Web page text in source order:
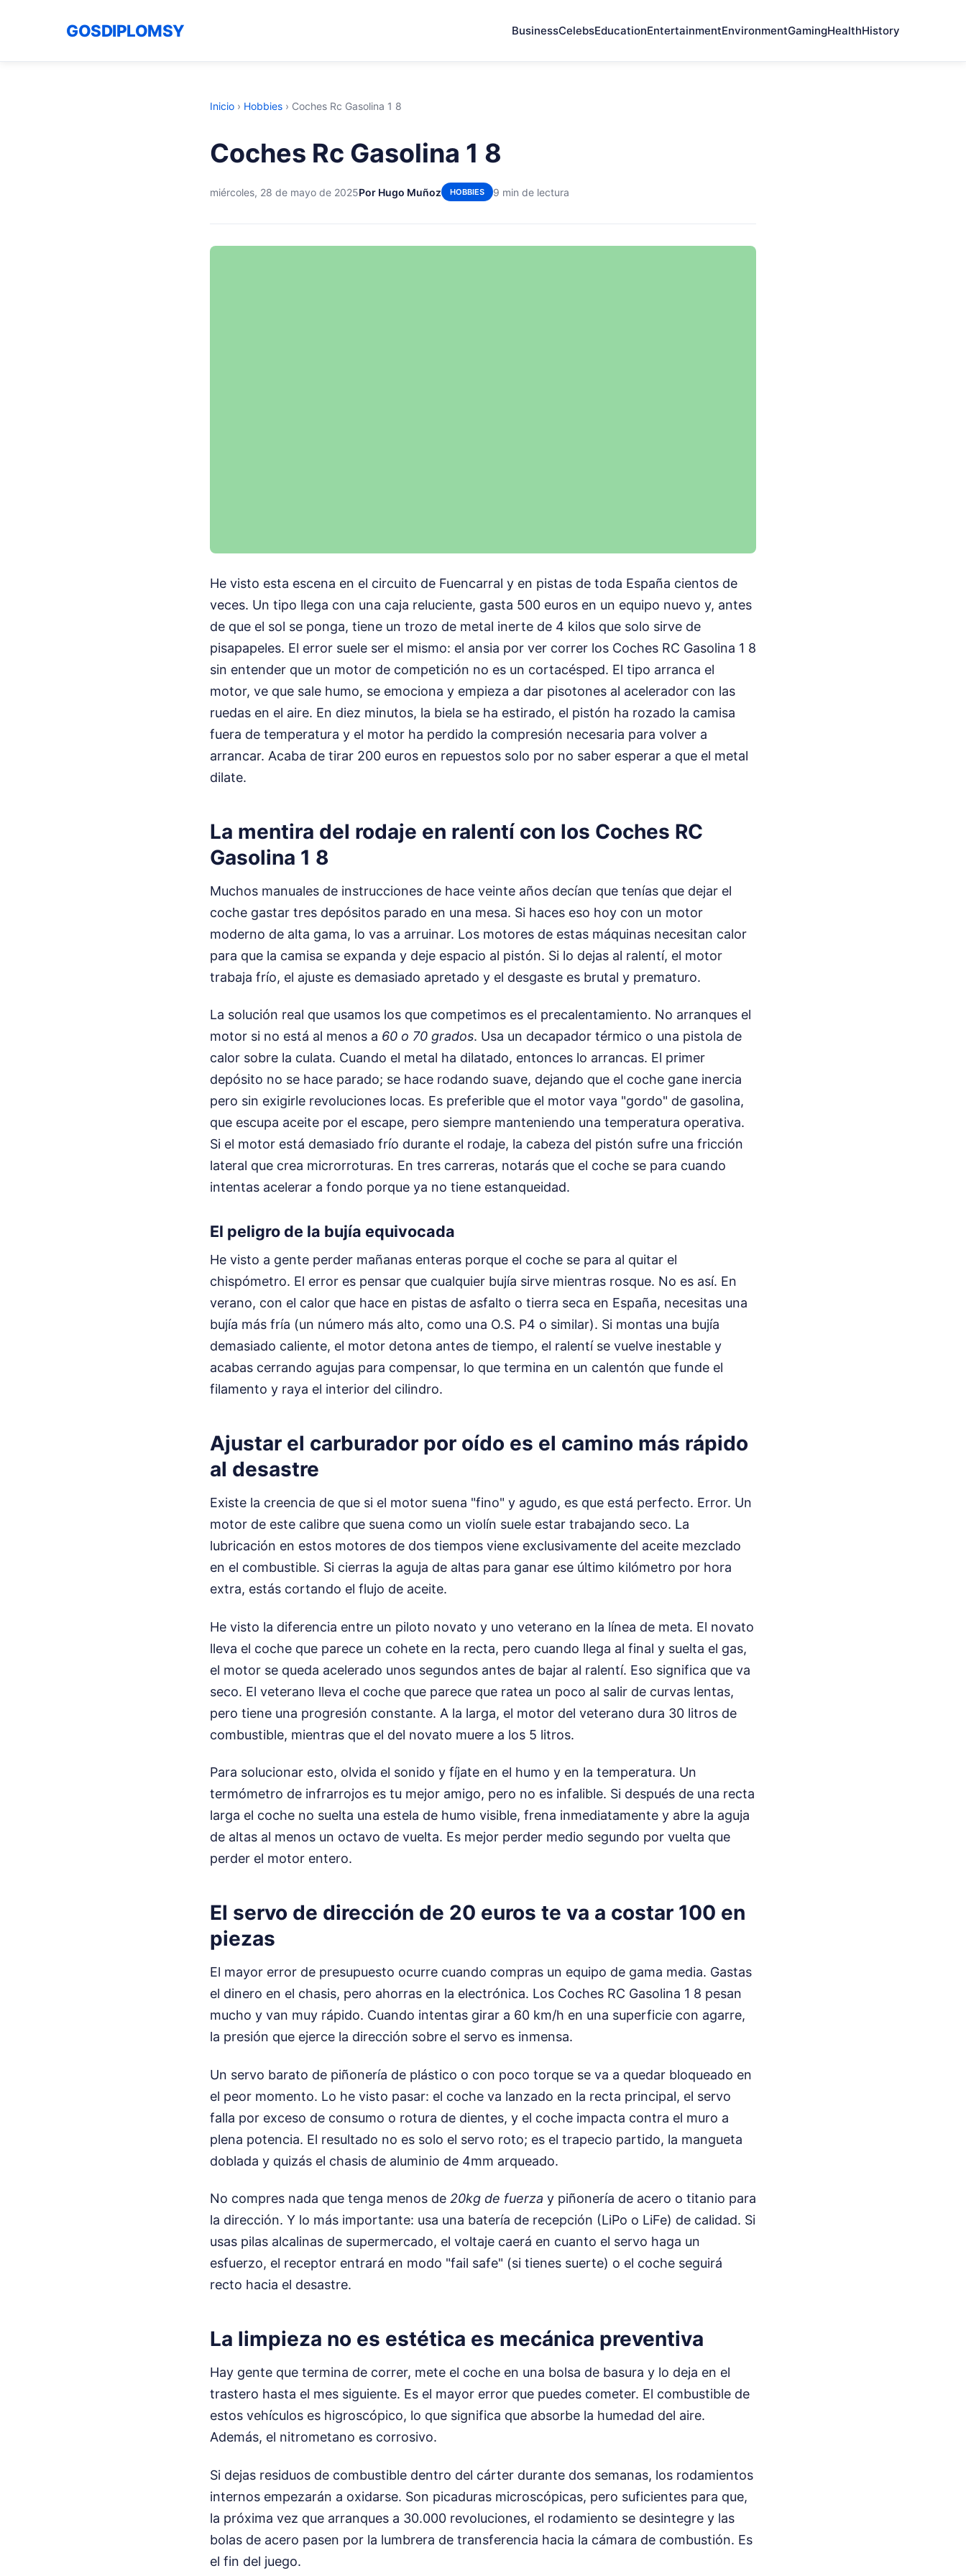
GOSDIPLOMSY BusinessCelebsEducationEntertainmentEnvironmentGamingHealthHistory
Inicio › Hobbies › Coches Rc Gasolina 1 8
Coches Rc Gasolina 1 8
miércoles, 28 de mayo de 2025Por Hugo Muñoz HOBBIES 9 min de lectura
He visto esta escena en el circuito de Fuencarral y en pistas de toda España cientos de
veces. Un tipo llega con una caja reluciente, gasta 500 euros en un equipo nuevo y, antes
de que el sol se ponga, tiene un trozo de metal inerte de 4 kilos que solo sirve de
pisapapeles. El error suele ser el mismo: el ansia por ver correr los Coches RC Gasolina 1 8
sin entender que un motor de competición no es un cortacésped. El tipo arranca el
motor, ve que sale humo, se emociona y empieza a dar pisotones al acelerador con las
ruedas en el aire. En diez minutos, la biela se ha estirado, el pistón ha rozado la camisa
fuera de temperatura y el motor ha perdido la compresión necesaria para volver a
arrancar. Acaba de tirar 200 euros en repuestos solo por no saber esperar a que el metal
dilate.
La mentira del rodaje en ralentí con los Coches RC
Gasolina 1 8
Muchos manuales de instrucciones de hace veinte años decían que tenías que dejar el
coche gastar tres depósitos parado en una mesa. Si haces eso hoy con un motor
moderno de alta gama, lo vas a arruinar. Los motores de estas máquinas necesitan calor
para que la camisa se expanda y deje espacio al pistón. Si lo dejas al ralentí, el motor
trabaja frío, el ajuste es demasiado apretado y el desgaste es brutal y prematuro.
La solución real que usamos los que competimos es el precalentamiento. No arranques el
motor si no está al menos a 60 o 70 grados. Usa un decapador térmico o una pistola de
calor sobre la culata. Cuando el metal ha dilatado, entonces lo arrancas. El primer
depósito no se hace parado; se hace rodando suave, dejando que el coche gane inercia
pero sin exigirle revoluciones locas. Es preferible que el motor vaya "gordo" de gasolina,
que escupa aceite por el escape, pero siempre manteniendo una temperatura operativa.
Si el motor está demasiado frío durante el rodaje, la cabeza del pistón sufre una fricción
lateral que crea microrroturas. En tres carreras, notarás que el coche se para cuando
intentas acelerar a fondo porque ya no tiene estanqueidad.
El peligro de la bujía equivocada
He visto a gente perder mañanas enteras porque el coche se para al quitar el
chispómetro. El error es pensar que cualquier bujía sirve mientras rosque. No es así. En
verano, con el calor que hace en pistas de asfalto o tierra seca en España, necesitas una
bujía más fría (un número más alto, como una O.S. P4 o similar). Si montas una bujía
demasiado caliente, el motor detona antes de tiempo, el ralentí se vuelve inestable y
acabas cerrando agujas para compensar, lo que termina en un calentón que funde el
filamento y raya el interior del cilindro.
Ajustar el carburador por oído es el camino más rápido
al desastre
Existe la creencia de que si el motor suena "fino" y agudo, es que está perfecto. Error. Un
motor de este calibre que suena como un violín suele estar trabajando seco. La
lubricación en estos motores de dos tiempos viene exclusivamente del aceite mezclado
en el combustible. Si cierras la aguja de altas para ganar ese último kilómetro por hora
extra, estás cortando el flujo de aceite.
He visto la diferencia entre un piloto novato y uno veterano en la línea de meta. El novato
lleva el coche que parece un cohete en la recta, pero cuando llega al final y suelta el gas,
el motor se queda acelerado unos segundos antes de bajar al ralentí. Eso significa que va
seco. El veterano lleva el coche que parece que ratea un poco al salir de curvas lentas,
pero tiene una progresión constante. A la larga, el motor del veterano dura 30 litros de
combustible, mientras que el del novato muere a los 5 litros.
Para solucionar esto, olvida el sonido y fíjate en el humo y en la temperatura. Un
termómetro de infrarrojos es tu mejor amigo, pero no es infalible. Si después de una recta
larga el coche no suelta una estela de humo visible, frena inmediatamente y abre la aguja
de altas al menos un octavo de vuelta. Es mejor perder medio segundo por vuelta que
perder el motor entero.
El servo de dirección de 20 euros te va a costar 100 en
piezas
El mayor error de presupuesto ocurre cuando compras un equipo de gama media. Gastas
el dinero en el chasis, pero ahorras en la electrónica. Los Coches RC Gasolina 1 8 pesan
mucho y van muy rápido. Cuando intentas girar a 60 km/h en una superficie con agarre,
la presión que ejerce la dirección sobre el servo es inmensa.
Un servo barato de piñonería de plástico o con poco torque se va a quedar bloqueado en
el peor momento. Lo he visto pasar: el coche va lanzado en la recta principal, el servo
falla por exceso de consumo o rotura de dientes, y el coche impacta contra el muro a
plena potencia. El resultado no es solo el servo roto; es el trapecio partido, la mangueta
doblada y quizás el chasis de aluminio de 4mm arqueado.
No compres nada que tenga menos de 20kg de fuerza y piñonería de acero o titanio para
la dirección. Y lo más importante: usa una batería de recepción (LiPo o LiFe) de calidad. Si
usas pilas alcalinas de supermercado, el voltaje caerá en cuanto el servo haga un
esfuerzo, el receptor entrará en modo "fail safe" (si tienes suerte) o el coche seguirá
recto hacia el desastre.
La limpieza no es estética es mecánica preventiva
Hay gente que termina de correr, mete el coche en una bolsa de basura y lo deja en el
trastero hasta el mes siguiente. Es el mayor error que puedes cometer. El combustible de
estos vehículos es higroscópico, lo que significa que absorbe la humedad del aire.
Además, el nitrometano es corrosivo.
Si dejas residuos de combustible dentro del cárter durante dos semanas, los rodamientos
internos empezarán a oxidarse. Son picaduras microscópicas, pero suficientes para que,
la próxima vez que arranques a 30.000 revoluciones, el rodamiento se desintegre y las
bolas de acero pasen por la lumbrera de transferencia hacia la cámara de combustión. Es
el fin del juego.